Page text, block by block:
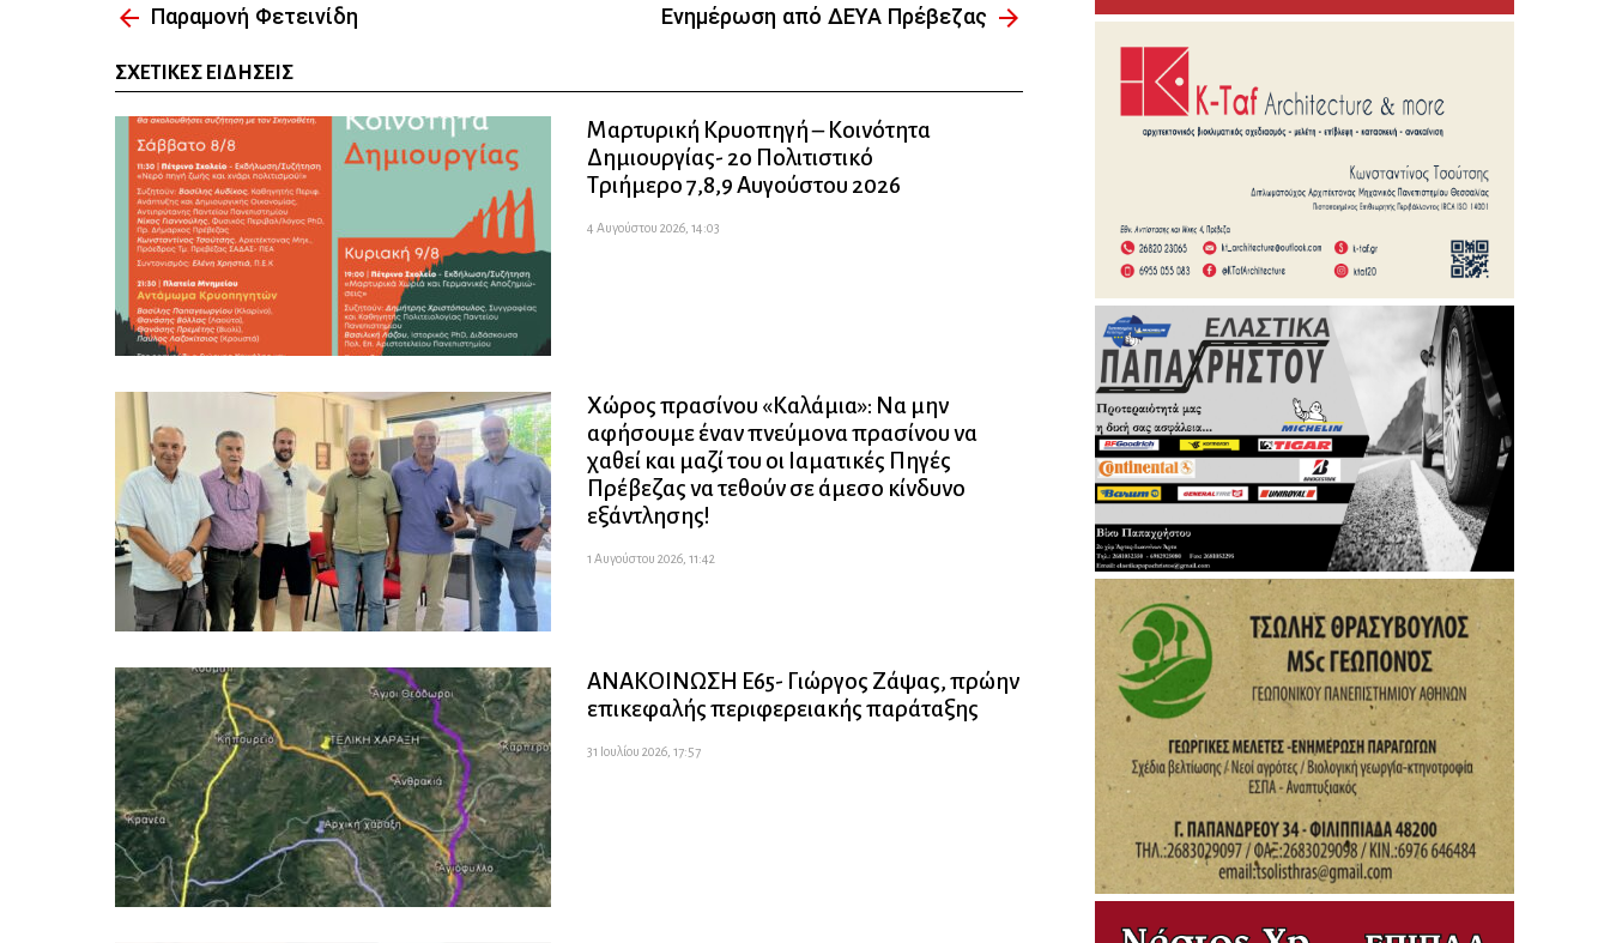
more Παραμονή Φετεινίδη Ενημέρωση από ΔΕΥΑ Πρέβεζας
ΣΧΕΤΙΚΈΣ ΕΙΔΉΣΕΙΣ
Μαρτυρική Κρυοπηγή – Κοινότητα
Δημιουργίας- 2ο Πολιτιστικό
Τριήμερο 7,8,9 Αυγούστου 2026
4 Αυγούστου 2026, 14:03
Χώρος πρασίνου «Καλάμια»: Να μην
αφήσουμε έναν πνεύμονα πρασίνου να
χαθεί και μαζί του οι Ιαματικές Πηγές
Πρέβεζας να τεθούν σε άμεσο κίνδυνο
εξάντλησης!
1 Αυγούστου 2026, 11:42
ΑΝΑΚΟΙΝΩΣΗ Ε65- Γιώργος Ζάψας, πρώην
επικεφαλής περιφερειακής παράταξης
31 Ιουλίου 2026, 17:57